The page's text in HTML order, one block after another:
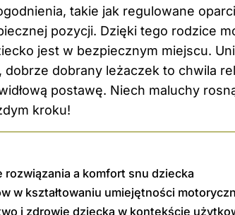
takie jak regulowane
pozycji. Dzięki tego rodzice
jest w bezpiecznym miejscu.
dobrze dobrany leżaczek to chwila
postawę. Niech maluchy
kroku!
rozwiązania a komfort snu dziecka
w kształtowaniu umiejętności
i zdrowie dziecka w kontekście